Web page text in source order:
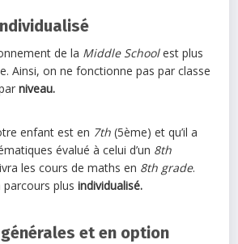
de la Middle Schoolest plus
Ainsi, on ne fonctionne pas par classe
niveau.
enfant est en 7th (5ème) et qu’il a
évalué à celui d’un 8th
les cours de maths en 8th grade.
parcours plusindividualisé.
et en option